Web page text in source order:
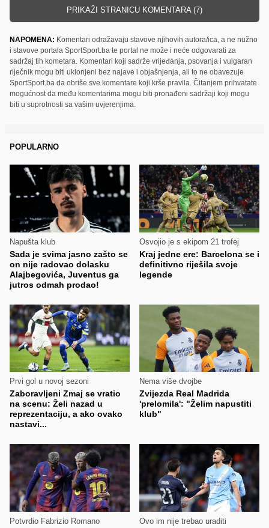
PRIKAŽI STRANICU KOMENTARA (7)
NAPOMENA: Komentari odražavaju stavove njihovih autora/ica, a ne nužno
i stavove portala SportSport.ba te portal ne može i neće odgovarati za
sadržaj tih kometara. Komentari koji sadrže vrijeđanja, psovanja i vulgaran
riječnik mogu biti uklonjeni bez najave i objašnjenja, ali to ne obavezuje
SportSport.ba da obriše sve komentare koji krše pravila. Čitanjem prihvatate
mogućnost da među komentarima mogu biti pronađeni sadržaji koji mogu
biti u suprotnosti sa vašim uvjerenjima.
POPULARNO
Napušta klub
Sada je svima jasno zašto se
on nije radovao dolasku
Alajbegovića, Juventus ga
jutros odmah prodao!
Osvojio je s ekipom 21 trofej
Kraj jedne ere: Barcelona se i
definitivno riješila svoje
legende
Prvi gol u novoj sezoni
Zaboravljeni Zmaj se vratio
na scenu: Želi nazad u
reprezentaciju, a ako ovako
nastavi...
Nema više dvojbe
Zvijezda Real Madrida
'prelomila': "Želim napustiti
klub"
Potvrdio Fabrizio Romano Ovo im nije trebao uraditi